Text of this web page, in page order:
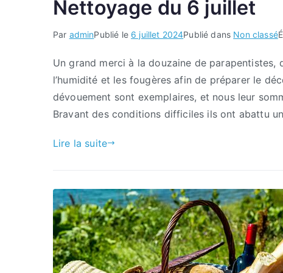
Nettoyage du 6 juillet
Par adminPublié le 6 juillet 2024Publié dans Non classé
Un grand merci à la douzaine de
l’humidité et les fougères afin de préparer le
dévouement sont exemplaires, et nous leur
Bravant des conditions difficiles ils ont abattu
Lire la suite